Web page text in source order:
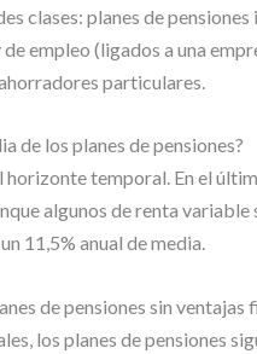
clases: planes de
empleo (ligados a una
particulares.
de los planes de pensiones?
temporal. En el
algunos de renta variable
11,5% anual de media.
de pensiones sin ventajas
los planes de pensiones